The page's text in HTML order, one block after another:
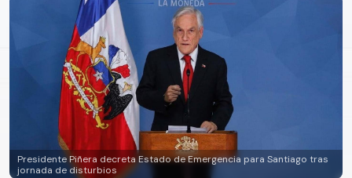
Presidente Piñera decreta Estado de Emergencia para Santiago tras
jornada de disturbios